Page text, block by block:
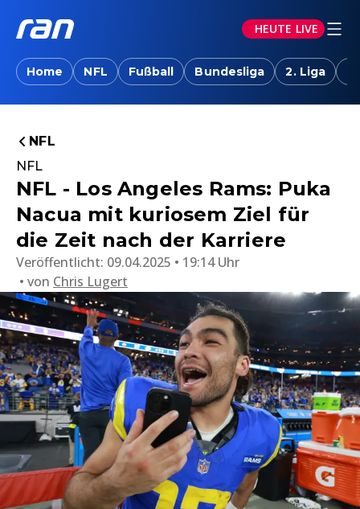
HEUTE LIVE
Home NFL Fußball Bundesliga 2. Liga
NFL
NFL
NFL - Los Angeles Rams: Puka
Nacua mit kuriosem Ziel für
die Zeit nach der Karriere
Veröffentlicht: 09.04.2025 • 19:14 Uhr
von Chris Lugert